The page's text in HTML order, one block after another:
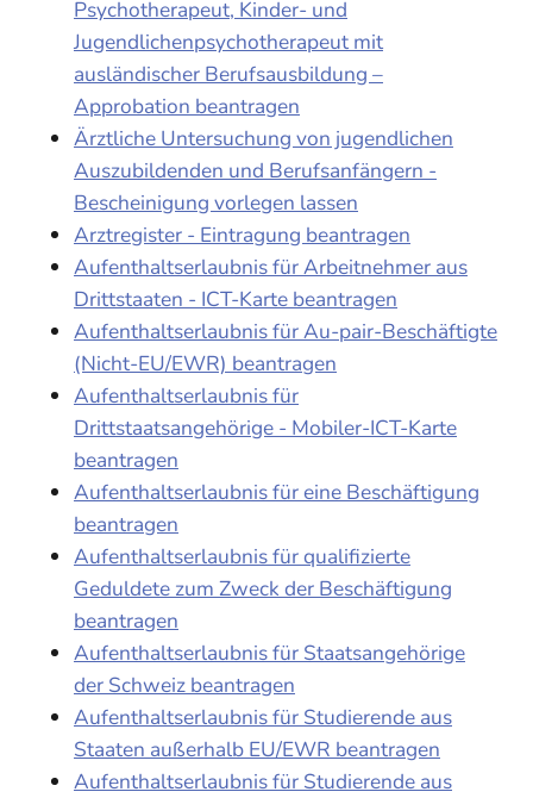
Psychotherapeut, Kinder- und
Jugendlichenpsychotherapeut mit
ausländischer Berufsausbildung –
Approbation beantragen
Ärztliche Untersuchung von jugendlichen
Auszubildenden und Berufsanfängern -
Bescheinigung vorlegen lassen
Arztregister - Eintragung beantragen
Aufenthaltserlaubnis für Arbeitnehmer aus
Drittstaaten - ICT-Karte beantragen
Aufenthaltserlaubnis für Au-pair-Beschäftigte
(Nicht-EU/EWR) beantragen
Aufenthaltserlaubnis für
Drittstaatsangehörige - Mobiler-ICT-Karte
beantragen
Aufenthaltserlaubnis für eine Beschäftigung
beantragen
Aufenthaltserlaubnis für qualifizierte
Geduldete zum Zweck der Beschäftigung
beantragen
Aufenthaltserlaubnis für Staatsangehörige
der Schweiz beantragen
Aufenthaltserlaubnis für Studierende aus
Staaten außerhalb EU/EWR beantragen
Aufenthaltserlaubnis für Studierende aus